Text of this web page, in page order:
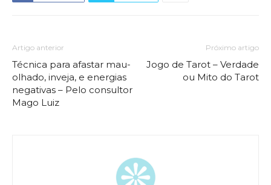
Artigo anterior
Técnica para afastar mau-
olhado, inveja, e energias
negativas – Pelo consultor
Mago Luiz
Próximo artigo
Jogo de Tarot – Verdade
ou Mito do Tarot